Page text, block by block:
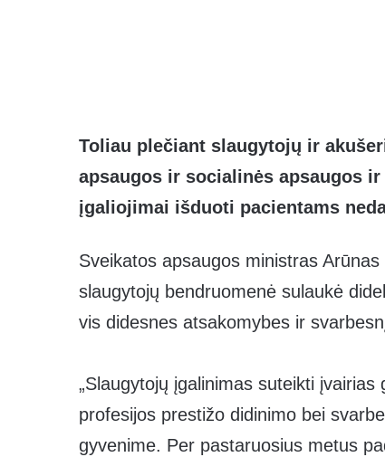
Toliau plečiant slaugytojų ir
apsaugos ir socialinės apsaugos
įgaliojimai išduoti pacientams
Sveikatos apsaugos ministras
slaugytojų bendruomenė sulaukė
vis didesnes atsakomybes ir
„Slaugytojų įgalinimas suteikti
profesijos prestižo didinimo bei
gyvenime. Per pastaruosius metus